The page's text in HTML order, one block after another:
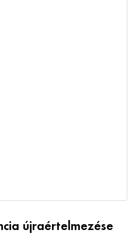
újraértelmezése